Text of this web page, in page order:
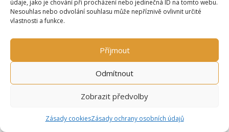
údaje, jako je chování při procházení nebo jedinečná ID na tomto webu.
Nesouhlas nebo odvolání souhlasu může nepříznivě ovlivnit určité
vlastnosti a funkce.
Příjmout
Odmítnout
Zobrazit předvolby
Zásady cookiesZásady ochrany osobních údajů
průvodce a učitel
Umělecky nadaná Ivana Bartůňková nám
navrhla propagační materiály, které výstižně
prezentují to, čím se zabýváme. Za Ligna